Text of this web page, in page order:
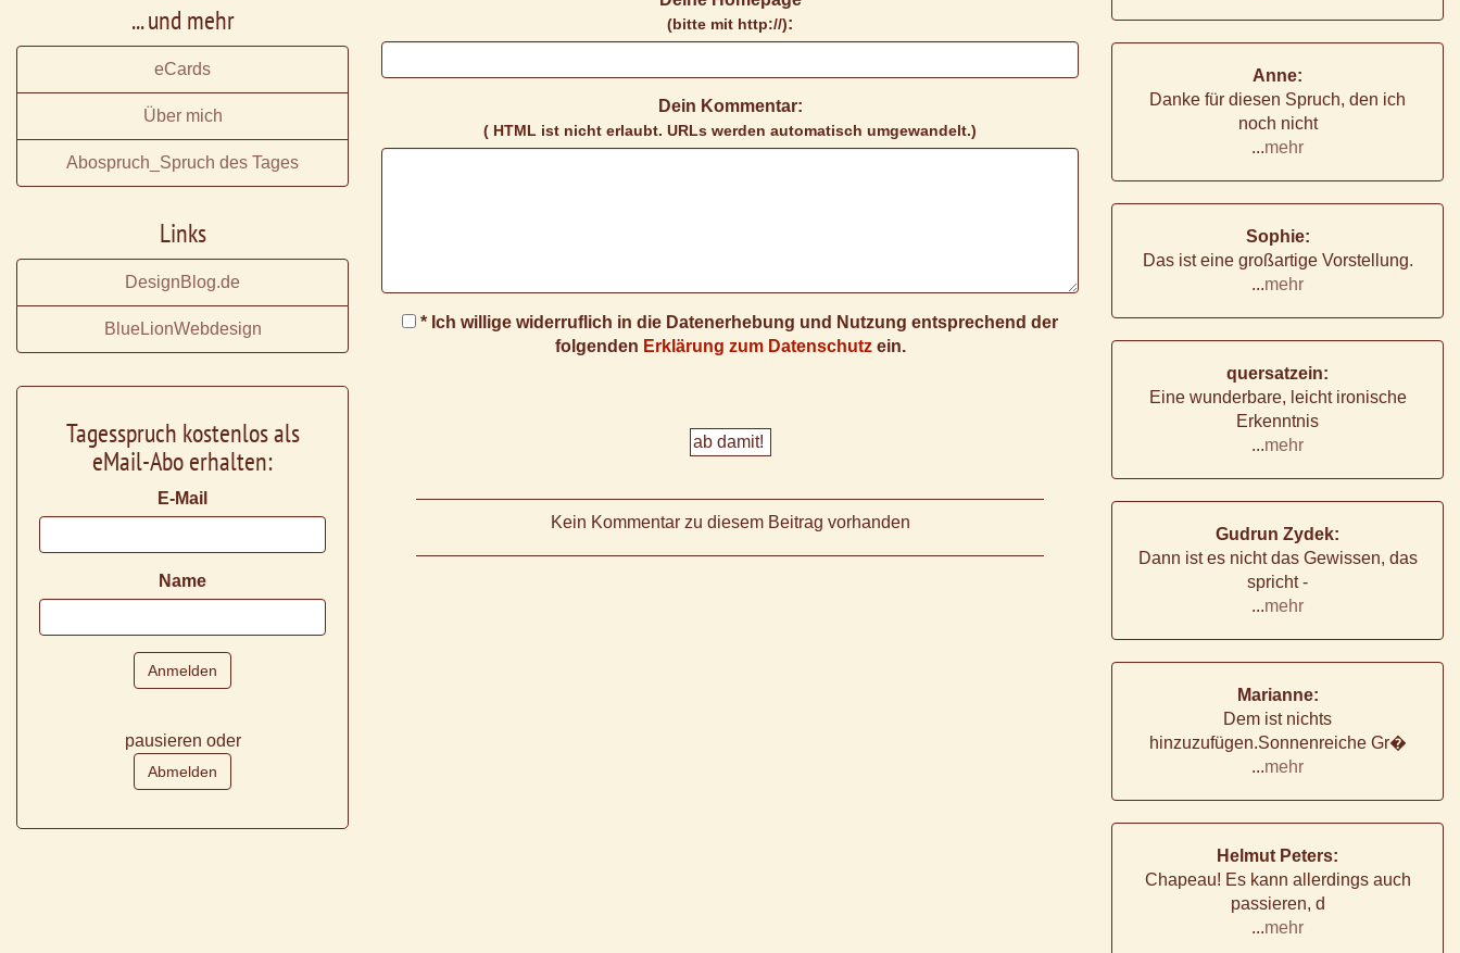
(bitte mit http://):
Dein Kommentar:
( HTML ist nicht erlaubt. URLs werden automatisch umgewandelt.)
* Ich willige widerruflich in die Datenerhebung und Nutzung entsprechend der
folgenden Erklärung zum Datenschutzein.
Kein Kommentar zu diesem Beitrag vorhanden
... und mehr
eCards
Über mich
Abospruch_Spruch des Tages
Links
DesignBlog.de
BlueLionWebdesign
Tagesspruch kostenlos als
eMail-Abo erhalten:
E-Mail
Name
pausieren oder
Anne:
Danke für diesen Spruch, den ich
noch nicht
...mehr
Sophie:
Das ist eine großartige Vorstellung.
...mehr
quersatzein:
Eine wunderbare, leicht ironische
Erkenntnis
...mehr
Gudrun Zydek:
Dann ist es nicht das Gewissen, das
spricht -
...mehr
Marianne:
Dem ist nichts
hinzuzufügen.Sonnenreiche Gr�
...mehr
Helmut Peters:
Chapeau! Es kann allerdings auch
passieren, d
...mehr